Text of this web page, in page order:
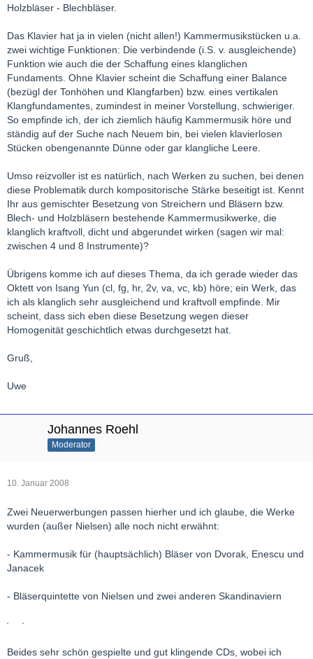
Holzbläser - Blechbläser.
Das Klavier hat ja in vielen (nicht allen!) Kammermusikstücken u.a.
zwei wichtige Funktionen: Die verbindende (i.S. v. ausgleichende)
Funktion wie auch die der Schaffung eines klanglichen
Fundaments. Ohne Klavier scheint die Schaffung einer Balance
(bezügl der Tonhöhen und Klangfarben) bzw. eines vertikalen
Klangfundamentes, zumindest in meiner Vorstellung, schwieriger.
So empfinde ich, der ich ziemlich häufig Kammermusik höre und
ständig auf der Suche nach Neuem bin, bei vielen klavierlosen
Stücken obengenannte Dünne oder gar klangliche Leere.
Umso reizvoller ist es natürlich, nach Werken zu suchen, bei denen
diese Problematik durch kompositorische Stärke beseitigt ist. Kennt
Ihr aus gemischter Besetzung von Streichern und Bläsern bzw.
Blech- und Holzbläsern bestehende Kammermusikwerke, die
klanglich kraftvoll, dicht und abgerundet wirken (sagen wir mal:
zwischen 4 und 8 Instrumente)?
Übrigens komme ich auf dieses Thema, da ich gerade wieder das
Oktett von Isang Yun (cl, fg, hr, 2v, va, vc, kb) höre; ein Werk, das
ich als klanglich sehr ausgleichend und kraftvoll empfinde. Mir
scheint, dass sich eben diese Besetzung wegen dieser
Homogenität geschichtlich etwas durchgesetzt hat.
Gruß,
Uwe
Johannes Roehl
Moderator
10. Januar 2008
Zwei Neuerwerbungen passen hierher und ich glaube, die Werke
wurden (außer Nielsen) alle noch nicht erwähnt:
- Kammermusik für (hauptsächlich) Bläser von Dvorak, Enescu und
Janacek
- Bläserquintette von Nielsen und zwei anderen Skandinaviern
Beides sehr schön gespielte und gut klingende CDs, wobei ich